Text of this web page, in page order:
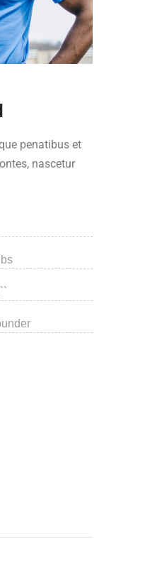
penatibus et
nascetur